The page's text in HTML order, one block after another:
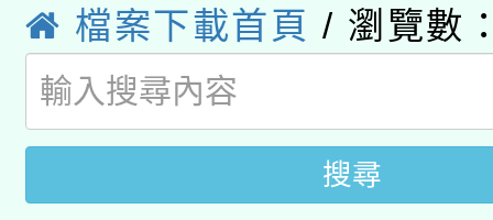
招)
本館辦理115年度閱讀
暨閱讀推動專業研習
科技賦能─人工智慧
礎課程
A3數位素養講師名單
「數位內容與教學軟
檔案下載首頁 / 瀏覽數
搜尋